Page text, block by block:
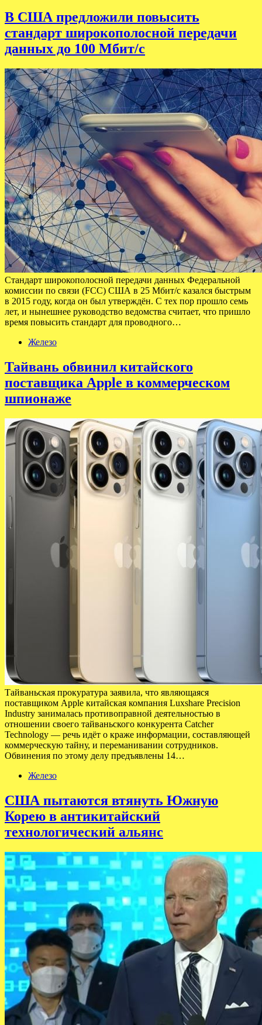
В США предложили повысить
стандарт широкополосной передачи
данных до 100 Мбит/с
Стандарт широкополосной передачи данных Федеральной
комиссии по связи (FCC) США в 25 Мбит/с казался быстрым
в 2015 году, когда он был утверждён. С тех пор прошло семь
лет, и нынешнее руководство ведомства считает, что пришло
время повысить стандарт для проводного…
Железо
Тайвань обвинил китайского
поставщика Apple в коммерческом
шпионаже
Тайваньская прокуратура заявила, что являющаяся
поставщиком Apple китайская компания Luxshare Precision
Industry занималась противоправной деятельностью в
отношении своего тайваньского конкурента Catcher
Technology — речь идёт о краже информации, составляющей
коммерческую тайну, и переманивании сотрудников.
Обвинения по этому делу предъявлены 14…
Железо
США пытаются втянуть Южную
Корею в антикитайский
технологический альянс